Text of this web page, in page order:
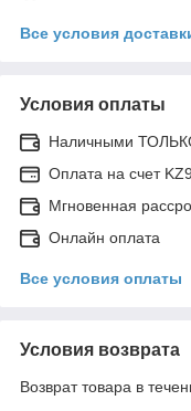
Все условия
Условия оплаты
Наличными
Оплата на счет
Мгновенная
Онлайн оплата
Все условия оплаты
Условия возврата
Возврат товара в